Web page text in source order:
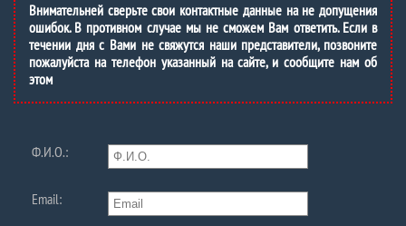
Внимательней сверьте свои контактные данные на не допущения
ошибок. В противном случае мы не сможем Вам ответить. Если в
течении дня с Вами не свяжутся наши представители, позвоните
пожалуйста на телефон указанный на сайте, и сообщите нам об
этом
Ф.И.О.:
Email: